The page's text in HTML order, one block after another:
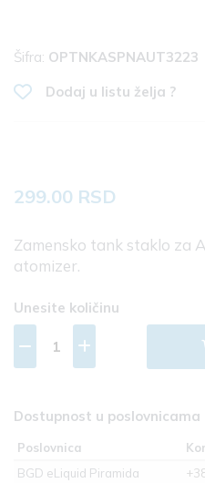
Šifra: OPTNKASPNAUT3223
Dodaj u listu želja ?
299.00 RSD
Zamensko tank staklo za
atomizer.
Unesite količinu
Dostupnost u poslovnicama
Poslovnica
BGD eLiquid Piramida